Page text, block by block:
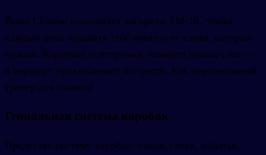
Boost Chinese использует алгоритм SM-18, чтобы
каждый день подавать тебе именно те слова, которые
нужны. Короткие повторения, немного новых слов —
а маршрут прокладывает алгоритм. Как персональный
тренер для памяти!
Гениальная система коробок
Представь систему коробок: новые слова, забытые,